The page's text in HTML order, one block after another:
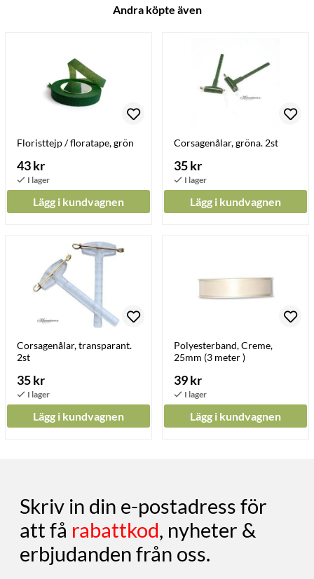
Andra köpte även
Floristtejp / floratape, grön
43 kr
Lägg i kundvagnen
Corsagenålar, gröna. 2st
35 kr
Lägg i kundvagnen
Corsagenålar, transparant.
2st
35 kr
Lägg i kundvagnen
Polyesterband, Creme,
25mm (3 meter )
39 kr
Lägg i kundvagnen
Skriv in din e-postadress för
att få rabattkod, nyheter &
erbjudanden från oss.